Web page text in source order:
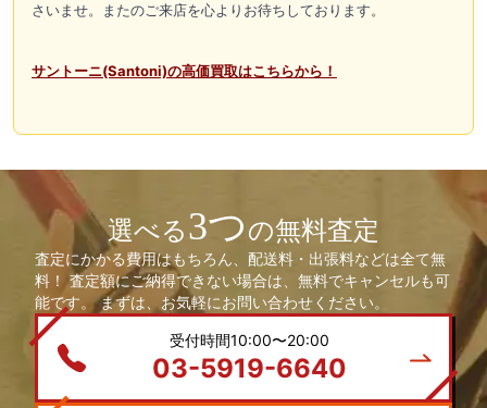
さいませ。またのご来店を心よりお待ちしております。
サントーニ(Santoni)の高価買取はこちらから！
選べる3つの無料査定
査定にかかる費用はもちろん、配送料・出張料などは全て無
料！ 査定額にご納得できない場合は、無料でキャンセルも可
能です。 まずは、お気軽にお問い合わせください。
受付時間10:00〜20:00
03-5919-6640